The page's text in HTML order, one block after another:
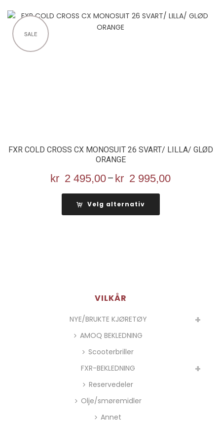
SALE
FXR COLD CROSS CX MONOSUIT 26 SVART/ LILLA/ GLØD
ORANGE
kr 2 495,00 – kr 2 995,00
Velg alternativ
VILKÅR
NYE/BRUKTE KJØRETØY
AMOQ BEKLEDNING
Scooterbriller
FXR-BEKLEDNING
Reservedeler
Olje/smøremidler
Annet